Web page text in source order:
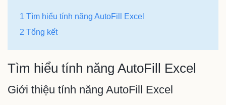
1 Tìm hiểu tính năng AutoFill Excel
2 Tổng kết
Tìm hiểu tính năng AutoFill Excel
Giới thiệu tính năng AutoFill Excel